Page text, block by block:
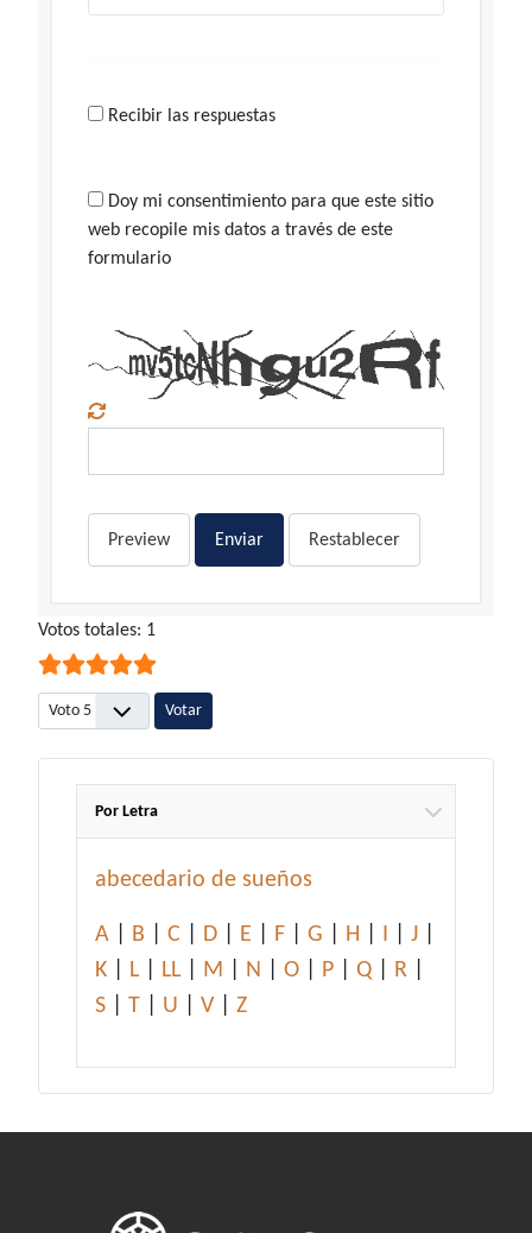
Recibir las respuestas
Doy mi consentimiento para que este sitio
web recopile mis datos a través de este
formulario
Preview Enviar Restablecer
Ratio:5/5
Votos totales: 1
Por favor, vote
Por Letra
abecedario de sueños
A B C D E F G H I J
K
L LL M N O P Q R
S
T U V Z